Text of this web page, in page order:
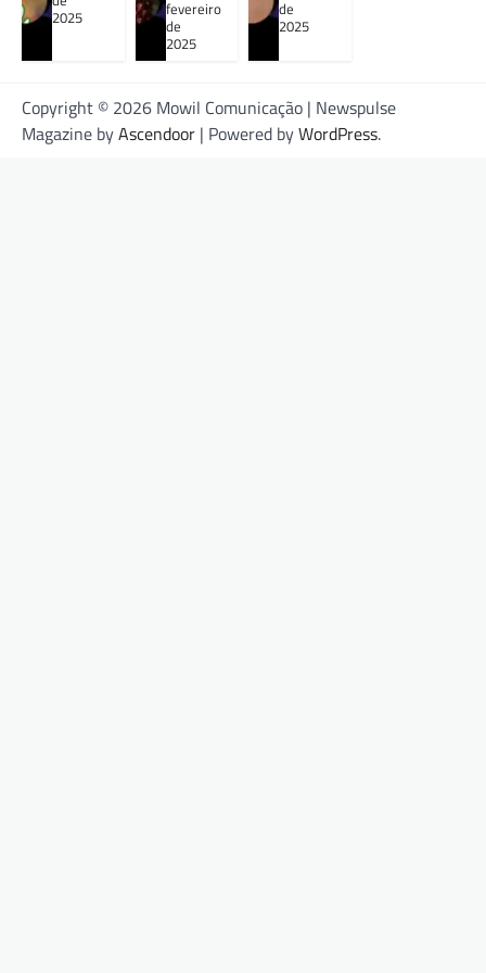
2025
fevereiro
de
2025
de
2025
Copyright © 2026 Mowil Comunicação | Newspulse
Magazine byAscendoor | Powered byWordPress.